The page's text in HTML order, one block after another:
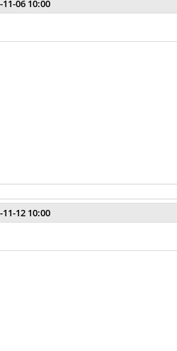
11-06 10:00
11-12 10:00